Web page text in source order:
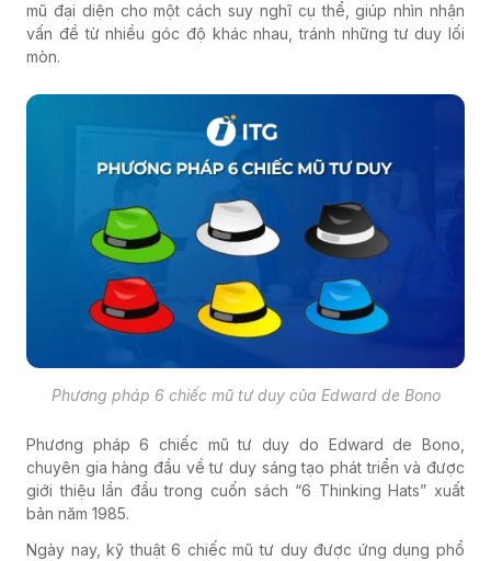
mũ đại diện cho một cách suy nghĩ cụ thể, giúp nhìn nhận
vấn đề từ nhiều góc độ khác nhau, tránh những tư duy lối
mòn.
Phương pháp 6 chiếc mũ tư duy của Edward de Bono
Phương pháp 6 chiếc mũ tư duy do Edward de Bono,
chuyên gia hàng đầu về tư duy sáng tạo phát triển và được
giới thiệu lần đầu trong cuốn sách “6 Thinking Hats” xuất
bản năm 1985.
Ngày nay, kỹ thuật 6 chiếc mũ tư duy được ứng dụng phổ